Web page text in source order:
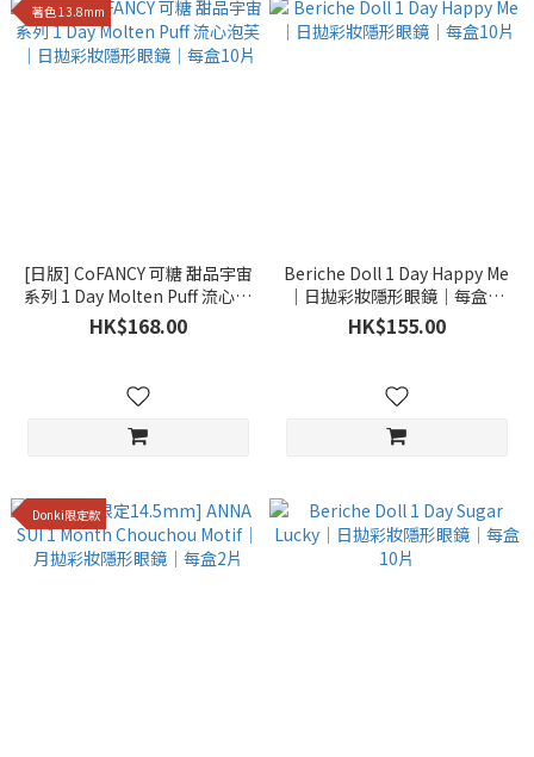
著色 13.8mm
[日版] CoFANCY 可糖 甜品宇宙
系列 1 Day Molten Puff 流心泡
芙｜日拋彩妝隱形眼鏡｜每盒
10片
HK$168.00
Beriche Doll 1 Day Happy Me
｜日拋彩妝隱形眼鏡｜每盒10
片
HK$155.00
Donki限定款